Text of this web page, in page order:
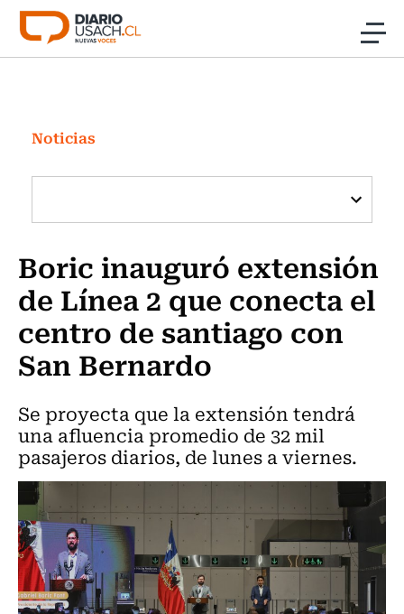
Click acá para ir directamente al contenido
Investigación
Cultura
Programas Radio y TV Usach
Noticias
Boric inauguró extensión
de Línea 2 que conecta el
centro de santiago con
San Bernardo
Se proyecta que la extensión tendrá
una afluencia promedio de 32 mil
pasajeros diarios, de lunes a viernes.